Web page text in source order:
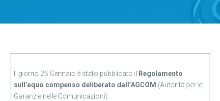
Il giorno 25 Gennaio è stato pubblicato il
Regolamento
sull’equo compenso deliberato dall’AGCOM (Autorità per le
Garanzie nelle Comunicazioni).